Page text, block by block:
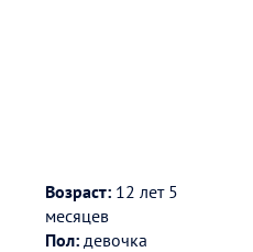
Возраст: 12 лет 5
месяцев
Пол: девочка